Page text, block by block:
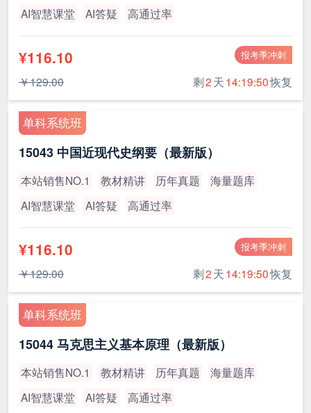
AI智慧课堂 AI答疑 高通过率
报考季冲刺
¥116.10
￥129.00 剩2天14:19:49恢复
单科系统班
15043 中国近现代史纲要（最新版）
本站销售NO.1 教材精讲 历年真题
海量题库
AI智慧课堂
AI答疑 高通过率
报考季冲刺
¥116.10
￥129.00 剩2天14:19:49恢复
单科系统班
15044 马克思主义基本原理（最新版）
本站销售NO.1 教材精讲 历年真题
海量题库
AI智慧课堂
AI答疑 高通过率